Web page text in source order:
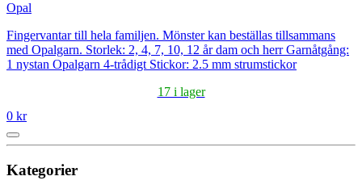
Opal
Fingervantar till hela familjen. Mönster kan beställas tillsammans
med Opalgarn. Storlek: 2, 4, 7, 10, 12 år dam och herr Garnåtgång:
1 nystan Opalgarn 4-trådigt Stickor: 2.5 mm strumstickor
17 i lager
0 kr
Kategorier